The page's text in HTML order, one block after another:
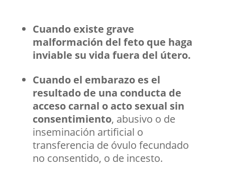
Cuando existe grave
malformación del feto que haga
inviable su vida fuera del útero.
Cuando el embarazo es el
resultado de una conducta de
acceso carnal o acto sexual sin
consentimiento, abusivo o de
inseminación artificial o
transferencia de óvulo fecundado
no consentido, o de incesto.